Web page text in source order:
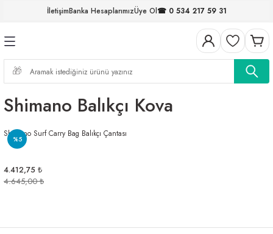
İletişimBanka HesaplarımızÜye Ol☎ 0 534 217 59 31
Geri Dön
Geri Dön
Geri Dön
MİSİNALAR
Geri Dön
FIRDÖNDÜLER
Geri Dön
Geri Dön
Geri Dön
Geri Dön
Shimano Balıkçı Kova
%5
Shimano Surf Carry Bag Balıkçı Çantası
4.412,75 ₺
4.645,00 ₺